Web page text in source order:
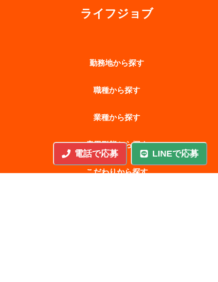
電話で応募 LINEで応募
ライフジョブ
勤務地から探す
職種から探す
業種から探す
雇用形態から探す
こだわりから探す